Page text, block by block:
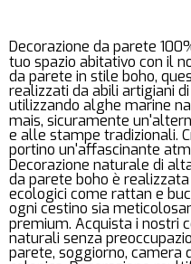
Decorazione da parete
tuo spazio abitativo con il
da parete in stile boho,
realizzati da abili artigiani
utilizzando alghe marine
mais, sicuramente
e alle stampe tradizionali.
portino un'affascinante
Decorazione naturale di
da parete boho è
ecologici come rattan e
ogni cestino sia
premium. Acquista i nostri
naturali senza
parete, soggiorno, camera